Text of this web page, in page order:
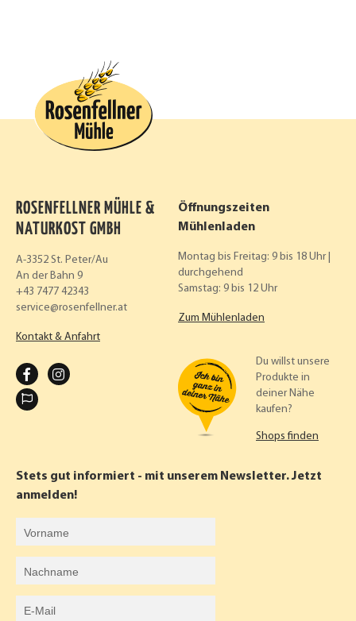
ROSENFELLNER MÜHLE &
NATURKOST GMBH
A-3352 St. Peter/Au
An der Bahn 9
+43 7477 42343
service
rosenfellner.at
Kontakt & Anfahrt
F
O
O
A
G
R
Öffnungszeiten
Mühlenladen
Montag bis Freitag: 9 bis 18 Uhr |
durchgehend
Samstag: 9 bis 12 Uhr
Zum Mühlenladen
Du willst unsere
Produkte in
deiner Nähe
kaufen?
Shops finden
Stets gut informiert - mit unserem Newsletter. Jetzt
anmelden!